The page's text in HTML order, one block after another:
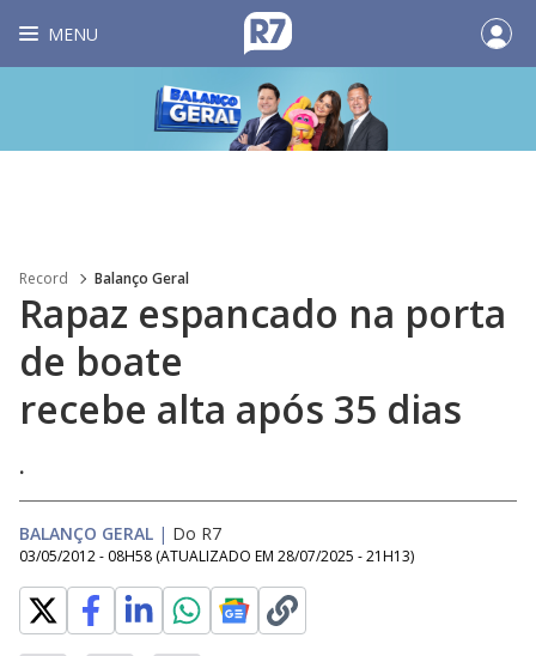
MENU
Record Balanço Geral
Rapaz espancado na porta
de boate
recebe alta após 35 dias
.
BALANÇO GERAL | Do R7
03/05/2012 - 08H58 (ATUALIZADO EM 28/07/2025 - 21H13)